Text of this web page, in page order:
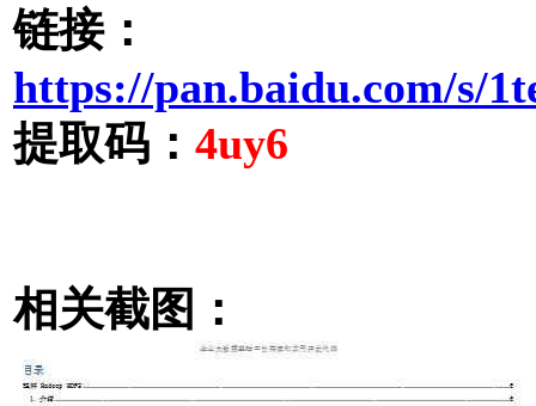
链接：
https://pan.baidu.com/s/
提取码： 4uy6
相关截图：